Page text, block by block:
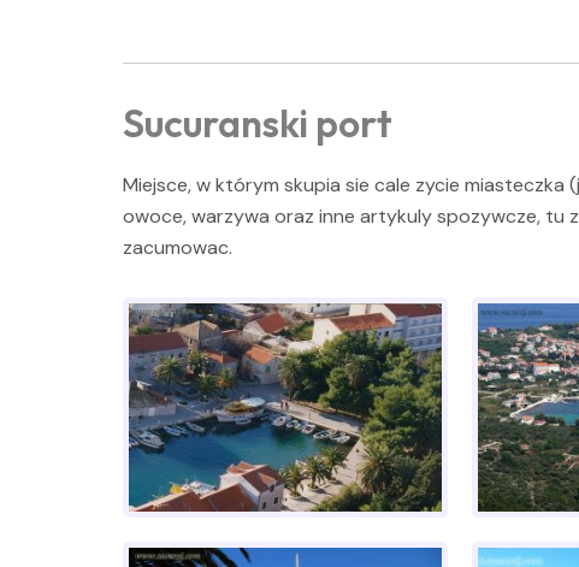
Sucuranski port
Miejsce, w którym skupia sie cale zycie
owoce, warzywa oraz inne artykuly spozywcze, tu
zacumowac.